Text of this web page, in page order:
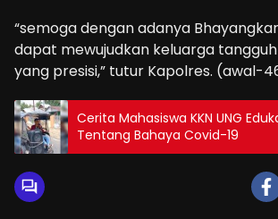
“semoga dengan adanya
dapat mewujudkan keluarga
yang presisi,” tutur Kapolres. (awal-
Cerita Mahasiswa KKN UNG
Tentang Bahaya Covid-19